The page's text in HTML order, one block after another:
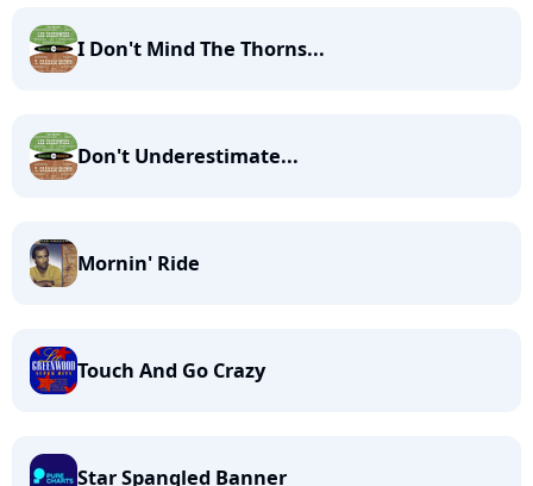
I Don't Mind The Thorns...
Don't Underestimate...
Mornin' Ride
Touch And Go Crazy
Star Spangled Banner